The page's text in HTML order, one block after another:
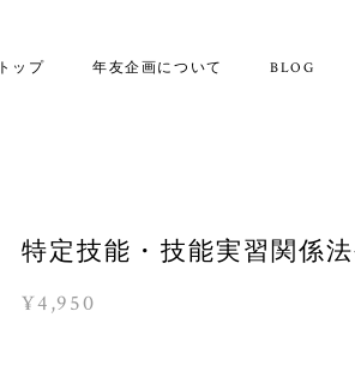
トップ 年友企画について BLOG
特定技能・技能実習関係
¥4,950